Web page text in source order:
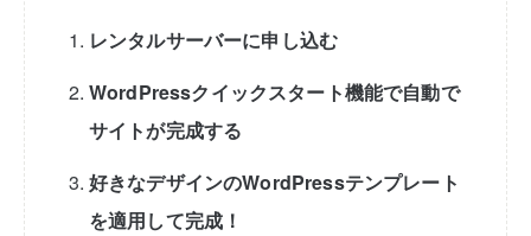
レンタルサーバーに申し込む
WordPressクイックスタート機能で自動で
サイトが完成する
好きなデザインのWordPressテンプレート
を適用して完成！